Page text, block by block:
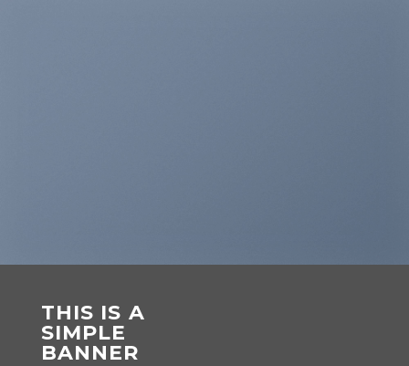
THIS IS A
SIMPLE
BANNER